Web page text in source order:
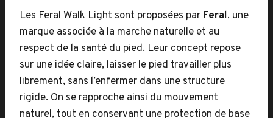
Les Feral Walk Light sont proposées par Feral, une
marque associée à la marche naturelle et au
respect de la santé du pied. Leur concept repose
sur une idée claire, laisser le pied travailler plus
librement, sans l’enfermer dans une structure
rigide. On se rapproche ainsi du mouvement
naturel, tout en conservant une protection de base